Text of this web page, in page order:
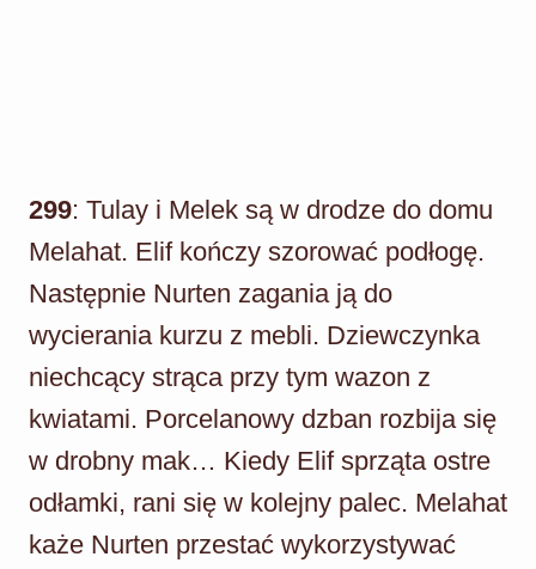
299: Tulay i Melek są w drodze do domu
Melahat. Elif kończy szorować podłogę.
Następnie Nurten zagania ją do
wycierania kurzu z mebli. Dziewczynka
niechcący strąca przy tym wazon z
kwiatami. Porcelanowy dzban rozbija się
w drobny mak… Kiedy Elif sprząta ostre
odłamki, rani się w kolejny palec. Melahat
każe Nurten przestać wykorzystywać